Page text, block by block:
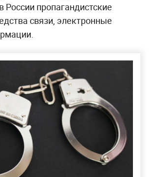
пропагандистские
связи, электронные